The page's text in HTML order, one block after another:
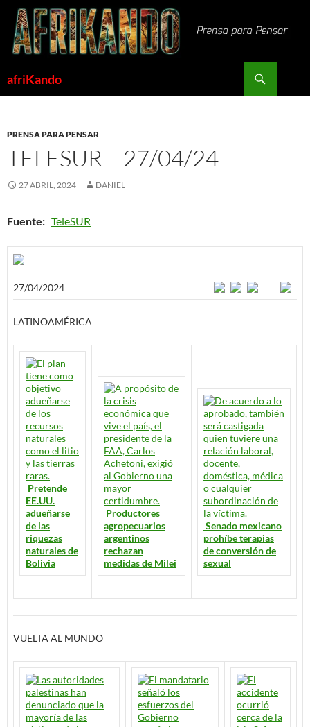
Saltar
contenido
afriKando
PRENSA PARA PENSAR
TELESUR – 27/04/24
27 ABRIL, 2024 DANIEL
Fuente: TeleSUR
27/04/2024
LATINOAMÉRICA
Pretende
EE.UU.
adueñarse
de las
riquezas
naturales de
Bolivia
Productores
agropecuarios
argentinos
rechazan
medidas de Milei
Senado mexicano
prohíbe terapias
de conversión de
sexual
VUELTA AL MUNDO